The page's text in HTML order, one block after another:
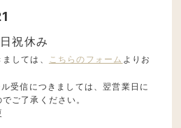
祝休み
しては、 こちらのフォーム よりお
受信につきましては、翌営業日に
ご了承ください。